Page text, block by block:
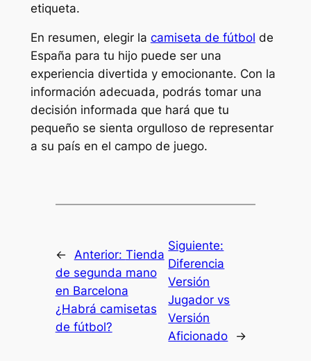
etiqueta.
En resumen, elegir la camiseta de fútbol de
España para tu hijo puede ser una
experiencia divertida y emocionante. Con la
información adecuada, podrás tomar una
decisión informada que hará que tu
pequeño se sienta orgulloso de representar
a su país en el campo de juego.
← Anterior: Tienda
de segunda mano
en Barcelona
¿Habrá camisetas
de fútbol?
Siguiente:
Diferencia
Versión
Jugador vs
Versión
Aficionado
→